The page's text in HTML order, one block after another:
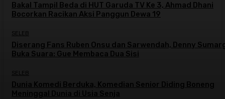
Bakal Tampil Beda di HUT Garuda TV Ke 3, Ahmad Dhani
Bocorkan Racikan Aksi Panggun Dewa 19
SELEB
Diserang Fans Ruben Onsu dan Sarwendah, Denny
Buka Suara: Gue Membaca Dua Sisi
SELEB
Dunia Komedi Berduka, Komedian Senior Diding Boneng
Meninggal Dunia di Usia Senja